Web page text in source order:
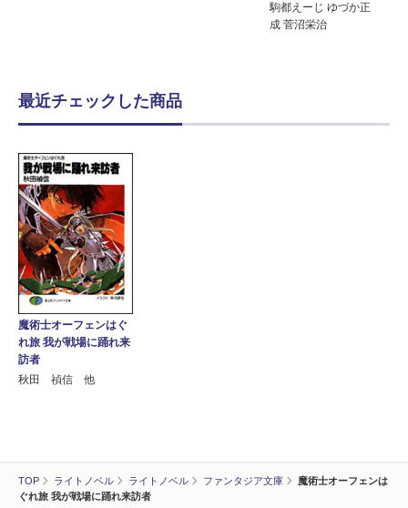
TOP ライトノベル ライトノベル ファンタジア文庫
魔術士オーフェンは
ぐれ旅 我が戦場に踊れ来訪者
駒都えーじ ゆづか正
成 菅沼栄治
最近チェックした商品
魔術士オーフェンはぐ
れ旅 我が戦場に踊れ来
訪者
秋田 禎信 他